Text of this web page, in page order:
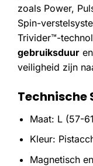
zoals Power,
Spin-
Trivider™-
gebruiksduur
veiligheid zijn
Technische
Maat: L (57-
Kleur:
Magnetisch